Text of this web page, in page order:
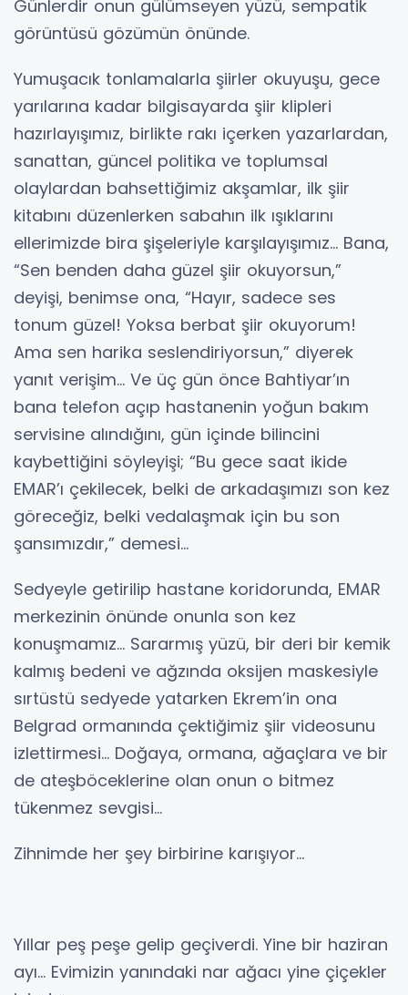
Günlerdir onun gülümseyen yüzü, sempatik
görüntüsü gözümün önünde.
Yumuşacık tonlamalarla şiirler okuyuşu, gece
yarılarına kadar bilgisayarda şiir klipleri
hazırlayışımız, birlikte rakı içerken yazarlardan,
sanattan, güncel politika ve toplumsal
olaylardan bahsettiğimiz akşamlar, ilk şiir
kitabını düzenlerken sabahın ilk ışıklarını
ellerimizde bira şişeleriyle karşılayışımız... Bana,
“Sen benden daha güzel şiir okuyorsun,”
deyişi, benimse ona, “Hayır, sadece ses
tonum güzel! Yoksa berbat şiir okuyorum!
Ama sen harika seslendiriyorsun,” diyerek
yanıt verişim... Ve üç gün önce Bahtiyar’ın
bana telefon açıp hastanenin yoğun bakım
servisine alındığını, gün içinde bilincini
kaybettiğini söyleyişi; “Bu gece saat ikide
EMAR’ı çekilecek, belki de arkadaşımızı son kez
göreceğiz, belki vedalaşmak için bu son
şansımızdır,” demesi...
Sedyeyle getirilip hastane koridorunda, EMAR
merkezinin önünde onunla son kez
konuşmamız... Sararmış yüzü, bir deri bir kemik
kalmış bedeni ve ağzında oksijen maskesiyle
sırtüstü sedyede yatarken Ekrem’in ona
Belgrad ormanında çektiğimiz şiir videosunu
izlettirmesi... Doğaya, ormana, ağaçlara ve bir
de ateşböceklerine olan onun o bitmez
tükenmez sevgisi...
Zihnimde her şey birbirine karışıyor...
Yıllar peş peşe gelip geçiverdi. Yine bir haziran
ayı... Evimizin yanındaki nar ağacı yine çiçekler